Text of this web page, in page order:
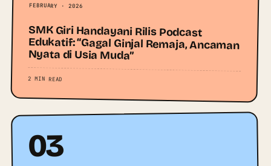
FEBRUARY · 2026
SMK Giri Handayani Rilis Podcast
Edukatif: “Gagal Ginjal Remaja, Ancaman
Nyata di Usia Muda”
2 MIN READ
03